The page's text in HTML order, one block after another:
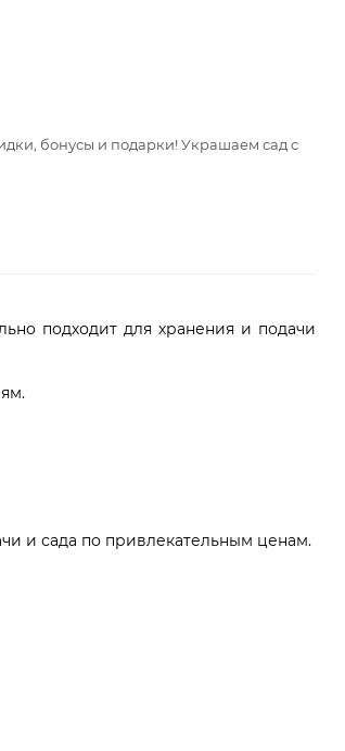
бонусы и подарки! Украшаем сад с
подходит для хранения и подачи
и сада по привлекательным ценам.